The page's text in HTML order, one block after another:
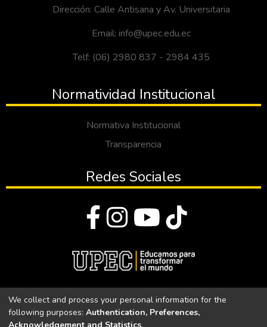
Dirección: Calle Antisana y Av. Universitaria
Email: info@upec.edu.ec
Telf: (06) 2980 837 - 2984 435
Normatividad Institucional
Normativa Institucional
Transparencia
Redes Sociales
Universidad Politécnica Estatal del Carchi
We collect and process your personal information for the
following purposes: Authentication, Preferences,